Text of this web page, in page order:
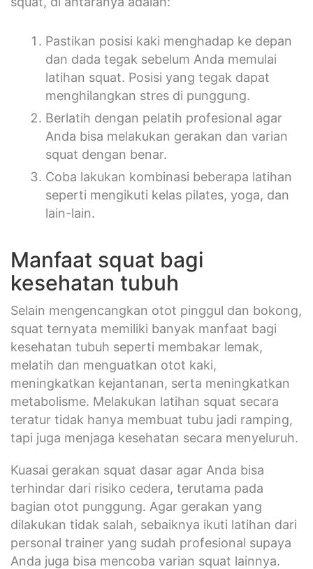
Pastikan posisi kaki menghadap ke depan
dan dada tegak sebelum Anda memulai
latihan squat. Posisi yang tegak dapat
menghilangkan stres di punggung.
Berlatih dengan pelatih profesional agar
Anda bisa melakukan gerakan dan varian
squat dengan benar.
Coba lakukan kombinasi beberapa latihan
seperti mengikuti kelas pilates, yoga, dan
lain-lain.
Manfaat squat bagi
kesehatan tubuh
Selain mengencangkan otot pinggul dan bokong,
squat ternyata memiliki banyak manfaat bagi
kesehatan tubuh seperti membakar lemak,
melatih dan menguatkan otot kaki,
meningkatkan kejantanan, serta meningkatkan
metabolisme. Melakukan latihan squat secara
teratur tidak hanya membuat tubu jadi ramping,
tapi juga menjaga kesehatan secara menyeluruh.
Kuasai gerakan squat dasar agar Anda bisa
terhindar dari risiko cedera, terutama pada
bagian otot punggung. Agar gerakan yang
dilakukan tidak salah, sebaiknya ikuti latihan dari
personal trainer yang sudah profesional supaya
Anda juga bisa mencoba varian squat lainnya.